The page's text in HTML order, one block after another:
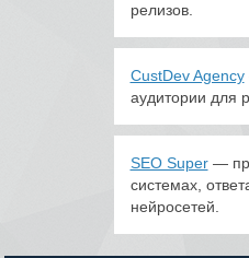
релизов.
CustDev Agency
аудитории для
SEO Super—
системах,
нейросетей.